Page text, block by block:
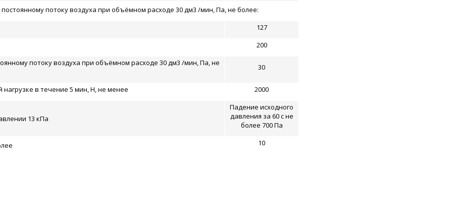
потоку воздуха при объёмном расходе 30 дм3 /мин, Па, не более:
127
200
потоку воздуха при объёмном расходе 30 дм3 /мин, Па, не
30
нагрузке в течение 5 мин, Н, не менее 2000
13 кПа
Падение исходного
давления за 60 с не
более 700 Па
10